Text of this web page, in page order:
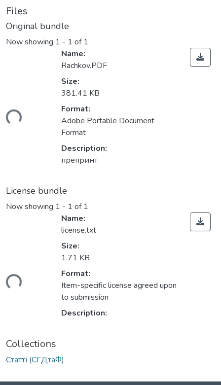
Files
Original bundle
Now showing 1 - 1 of 1
Name:
Rachkov.PDF
Size:
381.41 KB
Format:
Adobe Portable Document
Format
Description:
препринт
License bundle
Now showing 1 - 1 of 1
Name:
license.txt
Size:
1.71 KB
Format:
Item-specific license agreed upon
to submission
Description:
Collections
Статті (СГДтаФ)